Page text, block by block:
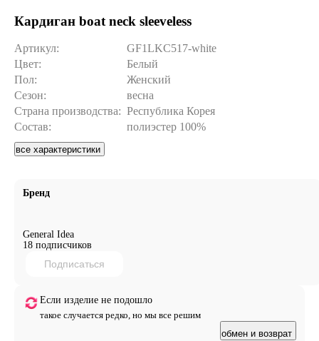
Кардиган boat neck sleeveless
Артикул:
GF1LKC517-white
Цвет:
Белый
Пол:
Женский
Сезон:
весна
Страна производства: Республика Корея
Состав:
полиэстер 100%
все характеристики
Бренд
General Idea
18 подписчиков
Подписаться
Если изделие не подошло
такое случается редко, но мы все решим
обмен и возврат